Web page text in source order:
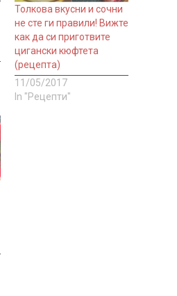
Толкова вкусни и сочни
не сте ги правили! Вижте
как да си приготвите
цигански кюфтета
(рецепта)
11/05/2017
In "Рецепти"